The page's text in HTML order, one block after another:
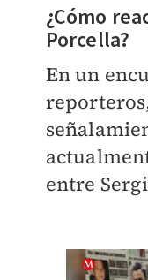
​¿Cómo
Porcella?
En un
entre